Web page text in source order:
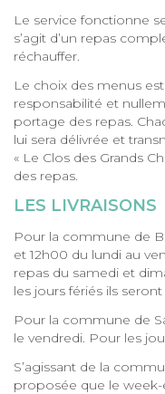
Le service fonctionne
s’agit d’un repas
réchauffer.
Le choix des menus
responsabilité et
portage des repas.
lui sera délivrée et
« Le Clos des Grands
des repas.
LES LIVRAISONS
Pour la commune de
et 12h00 du lundi au
repas du samedi et
les jours fériés ils seront
Pour la commune de
le vendredi. Pour les
S’agissant de la
proposée que le week-